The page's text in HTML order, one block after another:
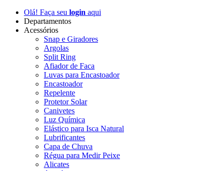
Olá! Faça seu login aqui
Departamentos
Acessórios
Snap e Giradores
Argolas
Split Ring
Afiador de Faca
Luvas para Encastoador
Encastoador
Repelente
Protetor Solar
Canivetes
Luz Química
Elástico para Isca Natural
Lubrificantes
Capa de Chuva
Régua para Medir Peixe
Alicates